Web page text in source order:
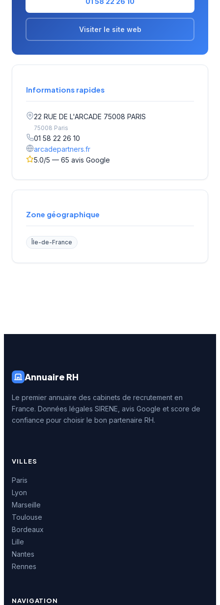
Visiter le site web
Informations rapides
22 RUE DE L'ARCADE 75008 PARIS
75008 Paris
01 58 22 26 10
arcadepartners.fr
5.0/5 — 65 avis Google
Zone géographique
Île-de-France
Annuaire RH
Le premier annuaire des cabinets de recrutement en
France. Données légales SIRENE, avis Google et score de
confiance pour choisir le bon partenaire RH.
VILLES
Paris
Lyon
Marseille
Toulouse
Bordeaux
Lille
Nantes
Rennes
NAVIGATION